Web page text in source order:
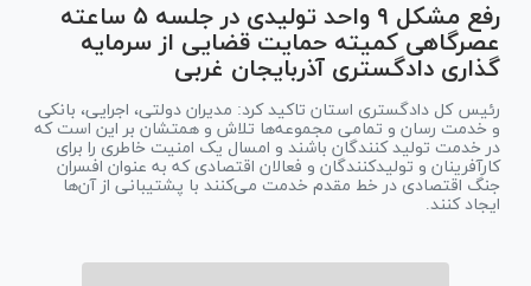
رفع مشکل ۹ واحد تولیدی در جلسه ۵ ساعته
عصرگاهی کمیته حمایت قضایی از سرمایه
گذاری دادگستری آذربایجان غربی
رئیس کل دادگستری استان تاکید کرد: مدیران دولتی، اجرایی، بانکی
و خدمت رسان و تمامی مجموعه‌ها تلاش و همتشان بر این است که
در خدمت تولید کنندگان باشند و امسال یک امنیت خاطری را برای
کارآفرینان و تولیدکنندگان و فعالان اقتصادی که به عنوان افسران
جنگ اقتصادی در خط مقدم خدمت می‌کنند با پشتیبانی از آن‌ها
ایجاد کنند.